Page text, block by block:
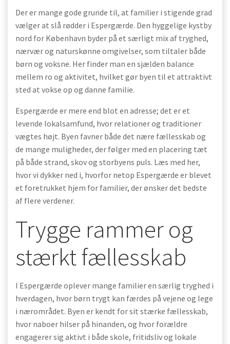
Der er mange gode grunde til, at familier i stigende grad
vælger at slå rødder i Espergærde. Den hyggelige kystby
nord for København byder på et særligt mix af tryghed,
nærvær og naturskønne omgivelser, som tiltaler både
børn og voksne. Her finder man en sjælden balance
mellem ro og aktivitet, hvilket gør byen til et attraktivt
sted at vokse op og danne familie.
Espergærde er mere end blot en adresse; det er et
levende lokalsamfund, hvor relationer og traditioner
vægtes højt. Byen favner både det nære fællesskab og
de mange muligheder, der følger med en placering tæt
på både strand, skov og storbyens puls. Læs med her,
hvor vi dykker ned i, hvorfor netop Espergærde er blevet
et foretrukket hjem for familier, der ønsker det bedste
af flere verdener.
Trygge rammer og
stærkt fællesskab
I Espergærde oplever mange familier en særlig tryghed i
hverdagen, hvor børn trygt kan færdes på vejene og lege
i nærområdet. Byen er kendt for sit stærke fællesskab,
hvor naboer hilser på hinanden, og hvor forældre
engagerer sig aktivt i både skole, fritidsliv og lokale